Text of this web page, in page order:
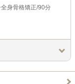
身骨格矯正/90分